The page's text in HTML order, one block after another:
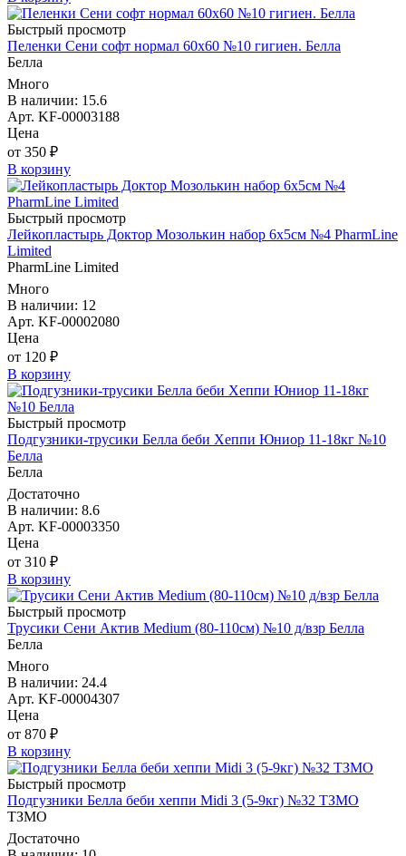
Быстрый просмотр
Пеленки Сени софт нормал 60х60 №10 гигиен. Белла
Белла
Много
В наличии: 15.6
Арт. KF-00003188
Цена
от 350 ₽
В корзину
Быстрый просмотр
Лейкопластырь Доктор Мозолькин набор 6х5см №4 PharmLine
Limited
PharmLine Limited
Много
В наличии: 12
Арт. KF-00002080
Цена
от 120 ₽
В корзину
Быстрый просмотр
Подгузники-трусики Белла беби Хеппи Юниор 11-18кг №10
Белла
Белла
Достаточно
В наличии: 8.6
Арт. KF-00003350
Цена
от 310 ₽
В корзину
Быстрый просмотр
Трусики Сени Актив Medium (80-110см) №10 д/взр Белла
Белла
Много
В наличии: 24.4
Арт. KF-00004307
Цена
от 870 ₽
В корзину
Быстрый просмотр
Подгузники Белла беби хеппи Midi 3 (5-9кг) №32 ТЗМО
ТЗМО
Достаточно